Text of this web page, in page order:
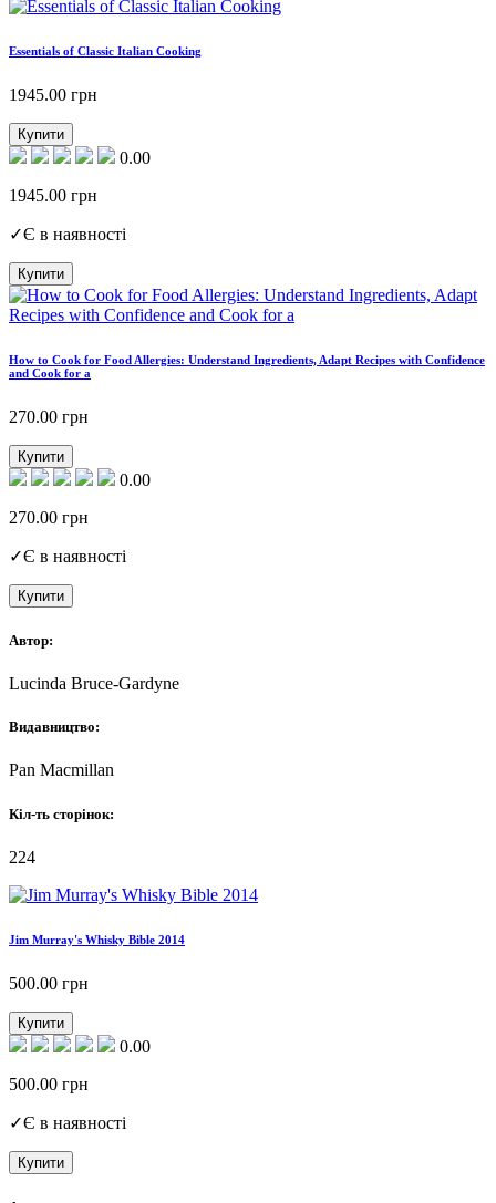
Essentials of Classic Italian Cooking
1945.00 грн
Купити
0.00
1945.00 грн
✓Є в наявності
Купити
How to Cook for Food Allergies: Understand Ingredients, Adapt Recipes with Confidence
and Cook for a
270.00 грн
Купити
0.00
270.00 грн
✓Є в наявності
Купити
Автор:
Lucinda Bruce-Gardyne
Видавництво:
Pan Macmillan
Кіл-ть сторінок:
224
Jim Murray's Whisky Bible 2014
500.00 грн
Купити
0.00
500.00 грн
✓Є в наявності
Купити